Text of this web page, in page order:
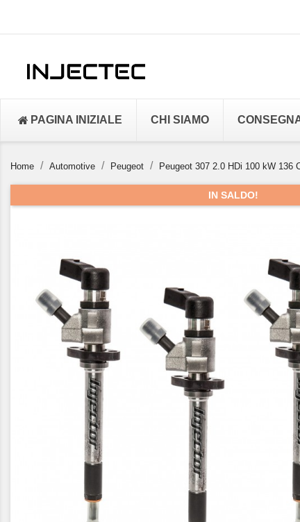
PAGINA INIZIALE CHI SIAMO
Home Automotive Peugeot Peugeot 307 2.0 HDi 100 kW 136
IN SALDO!